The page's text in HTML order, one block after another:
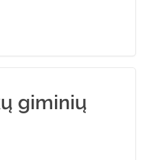
giminių